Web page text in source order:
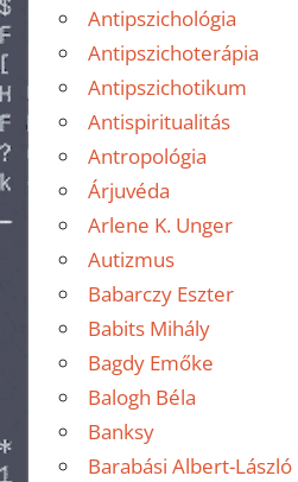
Antipszichológia
Antipszichoterápia
Antipszichotikum
Antispiritualitás
Antropológia
Árjuvéda
Arlene K. Unger
Autizmus
Babarczy Eszter
Babits Mihály
Bagdy Emőke
Balogh Béla
Banksy
Barabási Albert-László